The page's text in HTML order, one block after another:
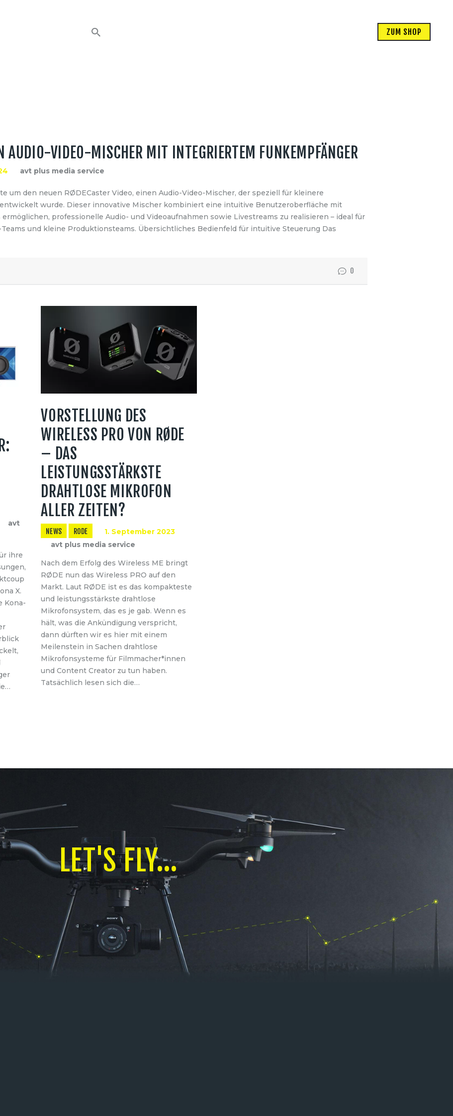
ZUM SHOP
AUDIO-VIDEO-MISCHER MIT INTEGRIERTEM FUNKEMPFÄNGER
avt plus media service
um den neuen RØDECaster Video, einen Audio-Video-Mischer, der speziell für kleinere
wurde. Dieser innovative Mischer kombiniert eine intuitive Benutzeroberfläche mit
professionelle Audio- und Videoaufnahmen sowie Livestreams zu realisieren – ideal für
und kleine Produktionsteams. Übersichtliches Bedienfeld für intuitive Steuerung Das
0
avt
ihre
X.
Kona-
VORSTELLUNG DES
WIRELESS PRO VON RØDE
– DAS
LEISTUNGSSTÄRKSTE
DRAHTLOSE MIKROFON
ALLER ZEITEN?
NEWS RODE
1. September 2023
avt plus media service
Nach dem Erfolg des Wireless ME bringt
RØDE nun das Wireless PRO auf den
Markt. Laut RØDE ist es das kompakteste
und leistungsstärkste drahtlose
Mikrofonsystem, das es je gab. Wenn es
hält, was die Ankündigung verspricht,
dann dürften wir es hier mit einem
Meilenstein in Sachen drahtlose
Mikrofonsysteme für Filmmacher*innen
und Content Creator zu tun haben.
Tatsächlich lesen sich die…
LET'S FLY...